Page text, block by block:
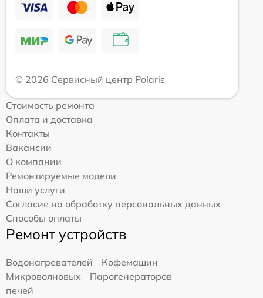
© 2026 Сервисный центр Polaris
Стоимость ремонта
Оплата и доставка
Контакты
Вакансии
О компании
Ремонтируемые модели
Наши услуги
Согласие на обработку персональных данных
Способы оплаты
Ремонт устройств
Водонагревателей
Кофемашин
Микроволновых
печей
Парогенераторов